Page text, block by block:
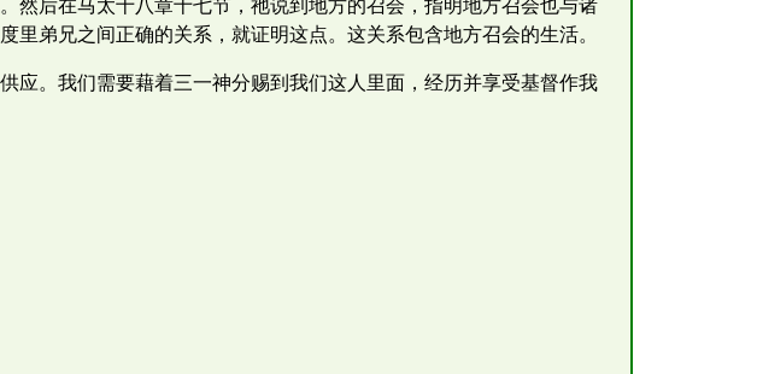
然后在马太十八章十七节，祂说到地方的召会，指明地方召会也与诸
弟兄之间正确的关系，就证明这点。这关系包含地方召会的生活。
应。我们需要藉着三一神分赐到我们这人里面，经历并享受基督作我